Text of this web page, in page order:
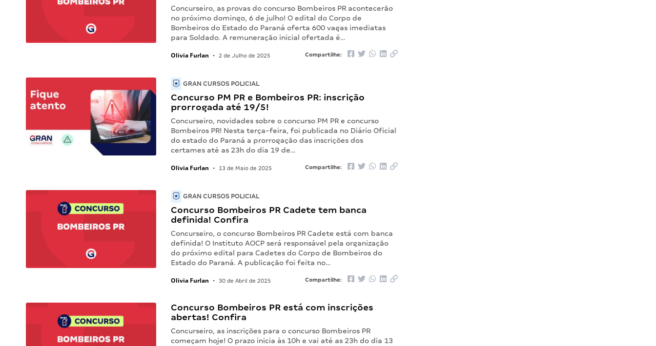
Concurseiro, as provas do concurso Bombeiros PR acontecerão
no próximo domingo, 6 de julho! O edital do Corpo de
Bombeiros do Estado do Paraná oferta 600 vagas imediatas
para Soldado. A remuneração inicial ofertada é…
Olivia Furlan • 2 de Julho de 2025 Compartilhe:
GRAN CURSOS POLICIAL
Concurso PM PR e Bombeiros PR: inscrição
prorrogada até 19/5!
Concurseiro, novidades sobre o concurso PM PR e concurso
Bombeiros PR! Nesta terça-feira, foi publicada no Diário Oficial
do estado do Paraná a prorrogação das inscrições dos
certames até as 23h do dia 19 de…
Olivia Furlan • 13 de Maio de 2025 Compartilhe:
GRAN CURSOS POLICIAL
Concurso Bombeiros PR Cadete tem banca
definida! Confira
Concurseiro, o concurso Bombeiros PR Cadete está com banca
definida! O Instituto AOCP será responsável pela organização
do próximo edital para Cadetes do Corpo de Bombeiros do
Estado do Paraná. A publicação foi feita no…
Olivia Furlan • 30 de Abril de 2025 Compartilhe:
Concurso Bombeiros PR está com inscrições
abertas! Confira
Concurseiro, as inscrições para o concurso Bombeiros PR
começam hoje! O prazo inicia às 10h e vai até as 23h do dia 13